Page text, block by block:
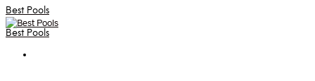
Best Pools
Best Pools